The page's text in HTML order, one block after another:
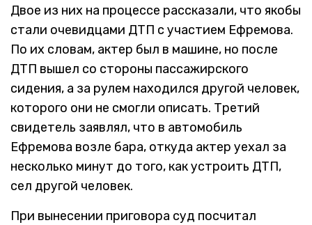
Двое из них на процессе рассказали, что якобы
стали очевидцами ДТП с участием Ефремова.
По их словам, актер был в машине, но после
ДТП вышел со стороны пассажирского
сидения, а за рулем находился другой человек,
которого они не смогли описать. Третий
свидетель заявлял, что в автомобиль
Ефремова возле бара, откуда актер уехал за
несколько минут до того, как устроить ДТП,
сел другой человек.
При вынесении приговора суд посчитал